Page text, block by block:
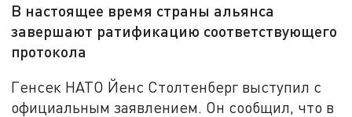
В настоящее время страны альянса
завершают ратификацию соответствующего
протокола
Генсек НАТО Йенс Столтенберг выступил с
официальным заявлением. Он сообщил, что в